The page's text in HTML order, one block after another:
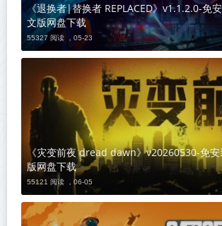
《退换者|替换者 REPLACED》v1.1.2.0-免
文版网盘下载
55327 阅读 ， 05-23
《灾变前夜 dread dawn》v20260530-免安
版网盘下载
55121 阅读 ， 06-05